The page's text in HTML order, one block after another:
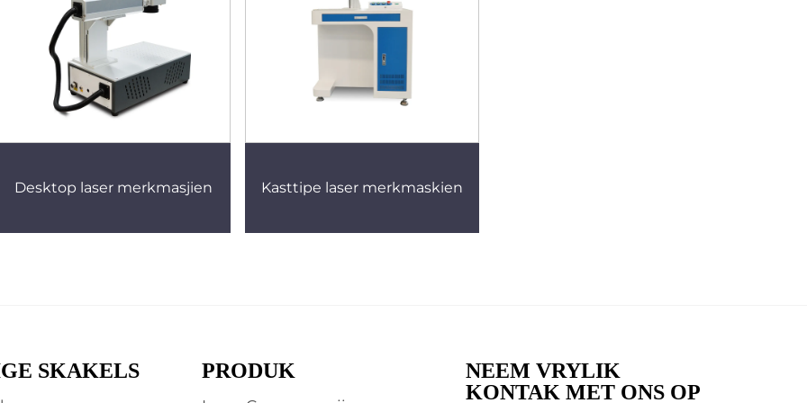
Desktop laser merkmasjien Kasttipe laser merkmaskien
SKAKELS PRODUK
NEEM VRYLIK
KONTAK MET ONS OP